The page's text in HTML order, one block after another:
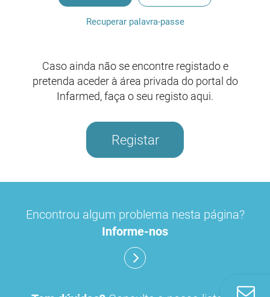
Recuperar palavra-passe
Caso ainda não se encontre registado e
pretenda aceder à área privada do portal do
Infarmed, faça o seu registo aqui.
Registar
Encontrou algum problema nesta página?
Informe-nos